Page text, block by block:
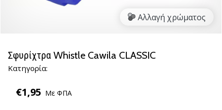
Accelerate
NITRO
SQD
Ανακάλυψε
Αλλαγή χρώματος
Σφυρίχτρα Whistle Cawila CLASSIC
Κατηγορία:
€1,95 Με ΦΠΑ